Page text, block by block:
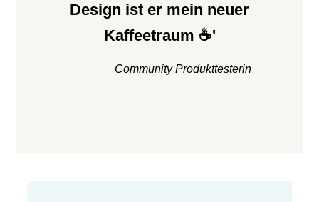
Design ist er mein neuer
Kaffeetraum ☕'
Community Produkttesterin